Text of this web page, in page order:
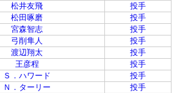
松井友飛
投手
松田啄磨
投手
宮森智志
投手
弓削隼人
投手
渡辺翔太
投手
王彦程
投手
Ｓ．ハワード
投手
Ｎ．ターリー
投手